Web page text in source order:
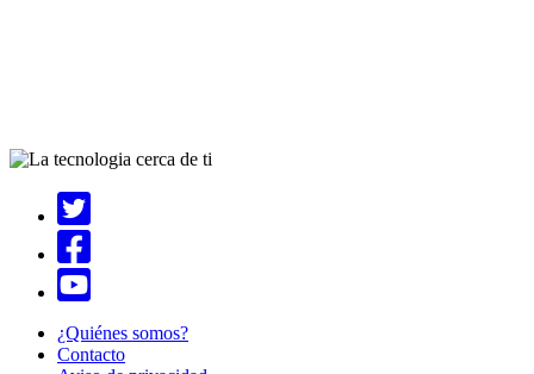
¿Quiénes somos?
Contacto